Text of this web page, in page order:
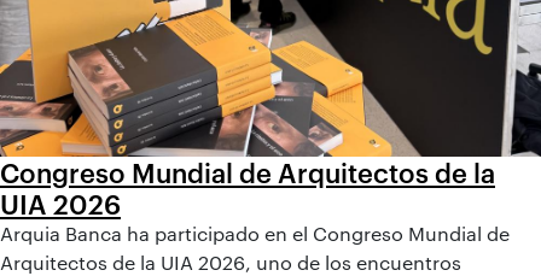
Congreso Mundial de Arquitectos de la
UIA 2026
Arquia Banca ha participado en el Congreso Mundial de
Arquitectos de la UIA 2026, uno de los encuentros